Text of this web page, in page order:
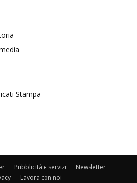
Stampa
Pubblicità e servizi
Newsletter
Lavora con noi